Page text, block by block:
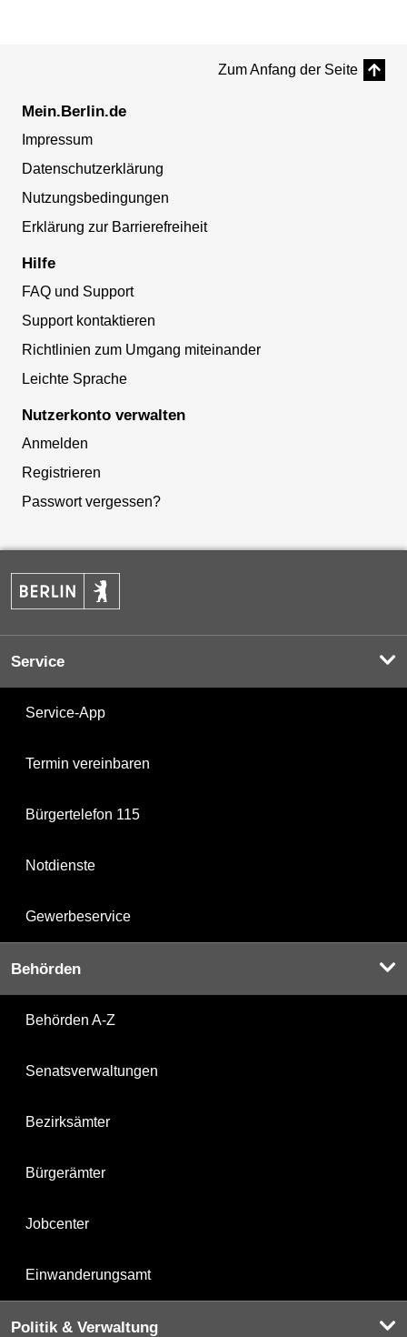
Zum Anfang der Seite
Mein.Berlin.de
Impressum
Datenschutzerklärung
Nutzungsbedingungen
Erklärung zur Barrierefreiheit
Hilfe
FAQ und Support
Support kontaktieren
Richtlinien zum Umgang miteinander
Leichte Sprache
Nutzerkonto verwalten
Anmelden
Registrieren
Passwort vergessen?
Service
Service-App
Termin vereinbaren
Bürgertelefon 115
Notdienste
Gewerbeservice
Behörden
Behörden A-Z
Senatsverwaltungen
Bezirksämter
Bürgerämter
Jobcenter
Einwanderungsamt
Politik & Verwaltung